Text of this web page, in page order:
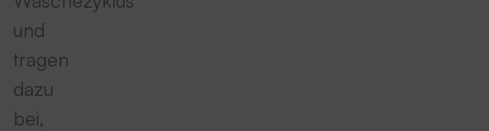
und
tragen
dazu
bei,